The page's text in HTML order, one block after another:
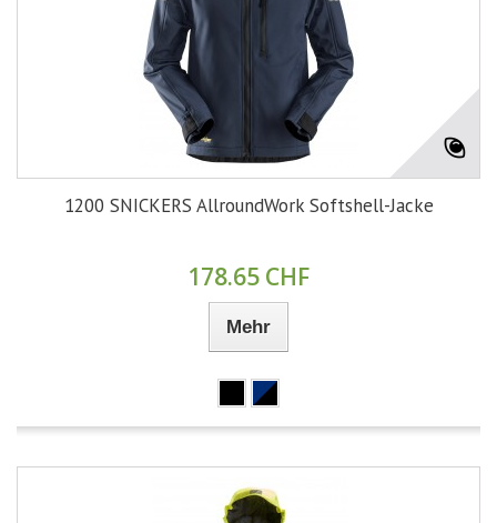
1200 SNICKERS AllroundWork Softshell-Jacke
178.65 CHF
Mehr